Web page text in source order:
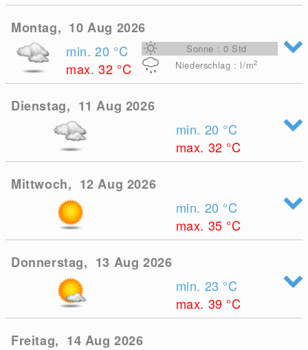
Montag, 10 Aug 2026
min. 20 °C
max. 32 °C
Sonne : 0 Std
Niederschlag : l/m2
Dienstag, 11 Aug 2026
min. 20 °C
max. 32 °C
Mittwoch, 12 Aug 2026
min. 20 °C
max. 35 °C
Donnerstag, 13 Aug 2026
min. 23 °C
max. 39 °C
Freitag, 14 Aug 2026